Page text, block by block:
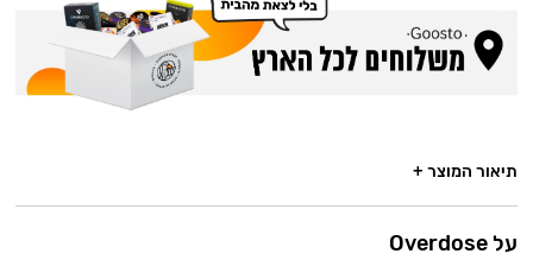
תיאור המוצר +
על Overdose